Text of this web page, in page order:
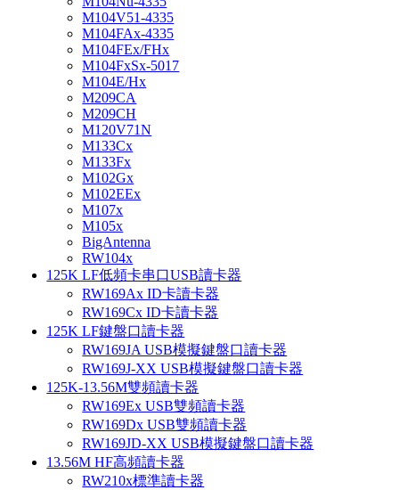
M104V51-4335
M104FAx-4335
M104FEx/FHx
M104FxSx-5017
M104E/Hx
M209CA
M209CH
M120V71N
M133Cx
M133Fx
M102Gx
M102EEx
M107x
M105x
BigAntenna
RW104x
125K LF低頻卡串口USB讀卡器
RW169Ax ID卡讀卡器
RW169Cx ID卡讀卡器
125K LF鍵盤口讀卡器
RW169JA USB模擬鍵盤口讀卡器
RW169J-XX USB模擬鍵盤口讀卡器
125K-13.56M雙頻讀卡器
RW169Ex USB雙頻讀卡器
RW169Dx USB雙頻讀卡器
RW169JD-XX USB模擬鍵盤口讀卡器
13.56M HF高頻讀卡器
RW210x標準讀卡器